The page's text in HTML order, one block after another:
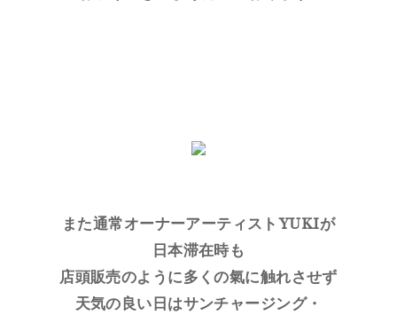
また通常オーナーアーティストYUKIが
日本滞在時も
店頭販売のように多くの氣に触れさせず
天気の良い日はサンチャージング・